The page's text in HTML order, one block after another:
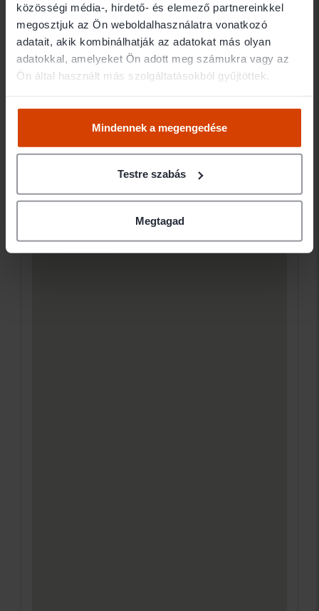
közösségi média-, hirdető- és elemező partnereinkkel
megosztjuk az Ön weboldalhasználatra vonatkozó
adatait, akik kombinálhatják az adatokat más olyan
adatokkal, amelyeket Ön adott meg számukra vagy az
Ön által használt más szolgáltatásokból gyűjtöttek.
Mindennek a megengedése
Testre szabás
Megtagad
Telefonos egyeztetés alapján történik az
ügyfélfogadás kialakítása.